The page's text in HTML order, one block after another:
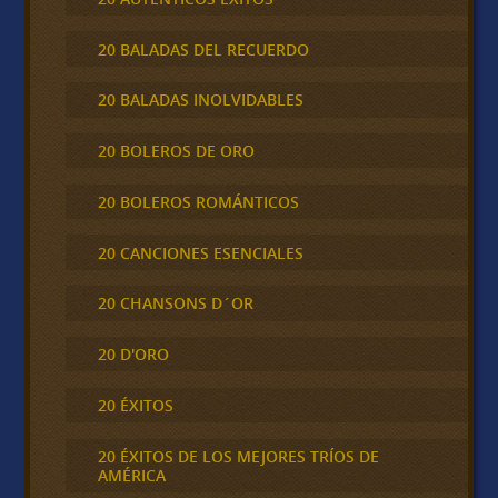
20 BALADAS DEL RECUERDO
20 BALADAS INOLVIDABLES
20 BOLEROS DE ORO
20 BOLEROS ROMÁNTICOS
20 CANCIONES ESENCIALES
20 CHANSONS D´OR
20 D'ORO
20 ÉXITOS
20 ÉXITOS DE LOS MEJORES TRÍOS DE
AMÉRICA